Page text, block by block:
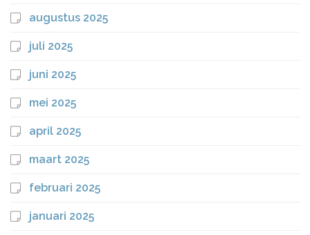
augustus 2025
juli 2025
juni 2025
mei 2025
april 2025
maart 2025
februari 2025
januari 2025